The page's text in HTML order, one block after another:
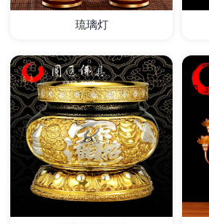
详情
琉璃灯